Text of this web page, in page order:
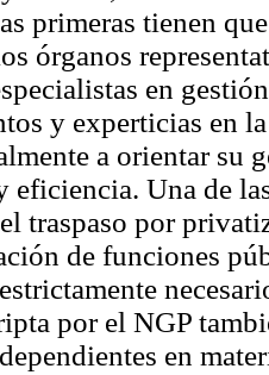
primeras tienen
órganos
en
y experticias en
a orientar su
eficiencia. Una de
traspaso por
de funciones
por el NGP
en